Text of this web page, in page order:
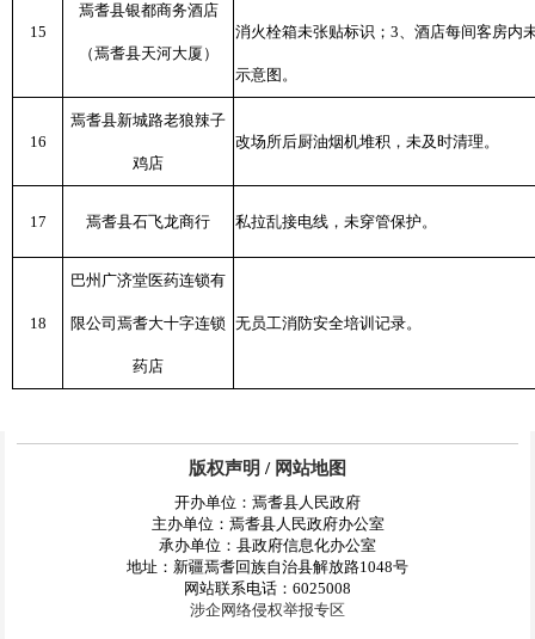
15
焉耆县银都商务酒店
（焉耆县天河大厦）
消火栓箱未张贴标识；3、酒店每间客房内
示意图。
16
焉耆县新城路老狼辣子
鸡店
改场所后厨油烟机堆积，未及时清理。
17 焉耆县石飞龙商行 私拉乱接电线，未穿管保护。
18
巴州广济堂医药连锁有
限公司焉耆大十字连锁
药店
无员工消防安全培训记录。
版权声明 / 网站地图
开办单位：焉耆县人民政府
主办单位：焉耆县人民政府办公室
承办单位：县政府信息化办公室
地址：新疆焉耆回族自治县解放路1048号
网站联系电话：6025008
涉企网络侵权举报专区